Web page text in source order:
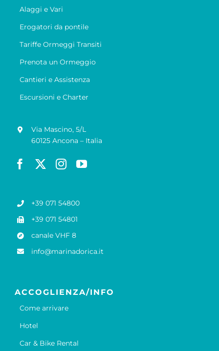
Alaggi e Vari
Erogatori da pontile
Tariffe Ormeggi Transiti
Prenota un Ormeggio
Cantieri e Assistenza
Escursioni e Charter
Via Mascino, 5/L
60125 Ancona – Italia
+39 071 54800
+39 071 54801
canale VHF 8
info@marinadorica.it
ACCOGLIENZA/INFO
Come arrivare
Hotel
Car & Bike Rental